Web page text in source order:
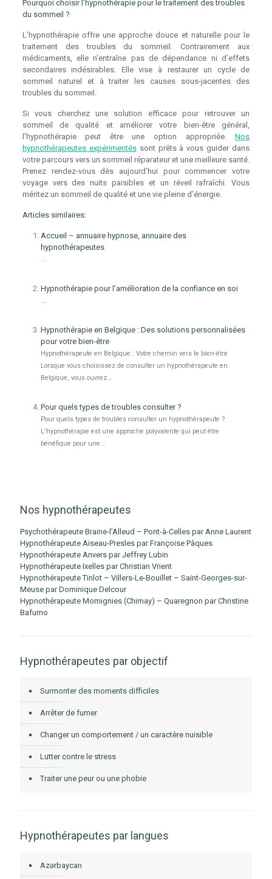
Pourquoi choisir l’hypnothérapie pour le traitement des troubles
du sommeil ?
L’hypnothérapie offre une approche douce et naturelle pour le
traitement des troubles du sommeil. Contrairement aux
médicaments, elle n’entraîne pas de dépendance ni d’effets
secondaires indésirables. Elle vise à restaurer un cycle de
sommeil naturel et à traiter les causes sous-jacentes des
troubles du sommeil.
Si vous cherchez une solution efficace pour retrouver un
sommeil de qualité et améliorer votre bien-être général,
l’hypnothérapie peut être une option appropriée.Nos
hypnothérapeutes expérimentéssont prêts à vous guider dans
votre parcours vers un sommeil réparateur et une meilleure santé.
Prenez rendez-vous dès aujourd’hui pour commencer votre
voyage vers des nuits paisibles et un réveil rafraîchi. Vous
méritez un sommeil de qualité et une vie pleine d’énergie.
Articles similaires:
Accueil – annuaire hypnose, annuaire des
hypnothérapeutes
...
Hypnothérapie pour l’amélioration de la confiance en soi
...
Hypnothérapie en Belgique : Des solutions personnalisées
pour votre bien-être
Hypnothérapeute en Belgique : Votre chemin vers le bien-être
Lorsque vous choisissez de consulter un hypnothérapeute en
Belgique, vous ouvrez...
Pour quels types de troubles consulter ?
Pour quels types de troubles consulter un hypnothérapeute ?
L’hypnothérapie est une approche polyvalente qui peut être
bénéfique pour une...
Nos hypnothérapeutes
Psychothérapeute Braine-l’Alleud – Pont-à-Celles par Anne Laurent
Hypnothérapeute Aiseau-Presles par Françoise Pâques
Hypnothérapeute Anvers par Jeffrey Lubin
Hypnothérapeute Ixelles par Christian Vrient
Hypnothérapeute Tinlot – Villers-Le-Bouillet – Saint-Georges-sur-
Meuse par Dominique Delcour
Hypnothérapeute Momignies (Chimay) – Quaregnon par Christine
Bafumo
Hypnothérapeutes par objectif
Surmonter des moments difficiles
Arrêter de fumer
Changer un comportement / un caractère nuisible
Lutter contre le stress
Traiter une peur ou une phobie
Hypnothérapeutes par langues
Azərbaycan